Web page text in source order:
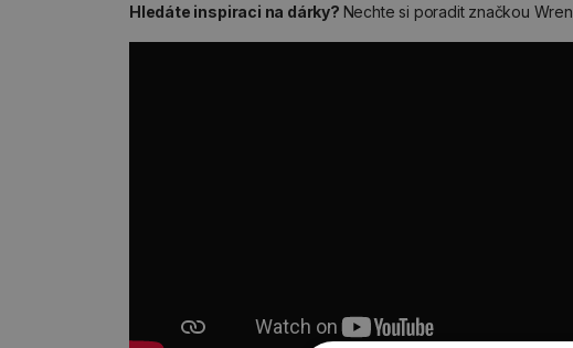
Hledáte inspiraci na dárky? Nechte si poradit značkou